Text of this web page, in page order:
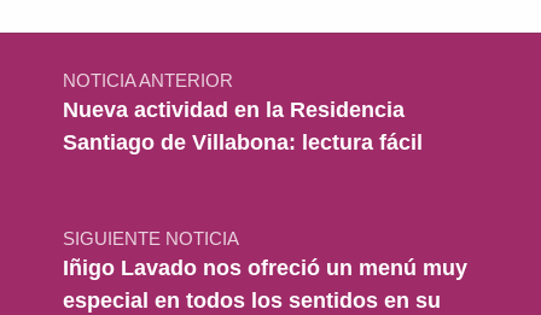
Navegación de entradas
NOTICIA ANTERIOR
Nueva actividad en la Residencia
Santiago de Villabona: lectura fácil
SIGUIENTE NOTICIA
Iñigo Lavado nos ofreció un menú muy
especial en todos los sentidos en su